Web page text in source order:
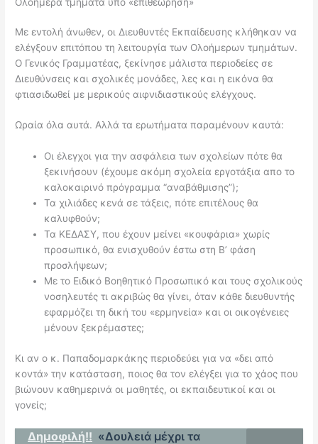
Με εντολή άνωθεν, οι Διευθυντές Εκπαίδευσης κλήθηκαν να
ελέγξουν επιτόπου τη λειτουργία των Ολοήμερων τμημάτων.
Ο Γενικός Γραμματέας, ξεκίνησε μάλιστα περιοδείες σε
Διευθύνσεις και σχολικές μονάδες, λες και η εικόνα θα
φτιασιδωθεί με μερικούς αιφνιδιαστικούς ελέγχους.
Ωραία όλα αυτά. Αλλά τα ερωτήματα παραμένουν καυτά:
Οι έλεγχοι για την ασφάλεια των σχολείων πότε θα
ξεκινήσουν (έχουμε ακόμη σχολεία εργοτάξια απο το
καλοκαιρινό πρόγραμμα “αναβάθμισης”);
Τα χιλιάδες κενά σε τάξεις, πότε επιτέλους θα
καλυφθούν;
Τα ΚΕΔΑΣΥ, που έχουν μείνει «κουφάρια» χωρίς
προσωπικό, θα ενισχυθούν έστω στη Β’ φάση
προσλήψεων;
Με το Ειδικό Βοηθητικό Προσωπικό και τους σχολικούς
νοσηλευτές τι ακριβώς θα γίνει, όταν κάθε διευθυντής
εφαρμόζει τη δική του «ερμηνεία» και οι οικογένειες
μένουν ξεκρέμαστες;
Κι αν ο κ. Παπαδομαρκάκης περιοδεύει για να «δει από
κοντά» την κατάσταση, ποιος θα τον ελέγξει για το χάος που
βιώνουν καθημερινά οι μαθητές, οι εκπαιδευτικοί και οι
γονείς;
Δημοφιλή!! «Δουλειά μέχρι τα